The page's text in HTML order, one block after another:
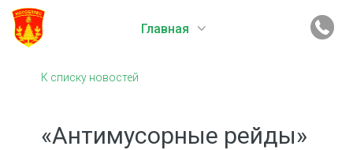
Главная
К списку новостей
«Антимусорные рейды»